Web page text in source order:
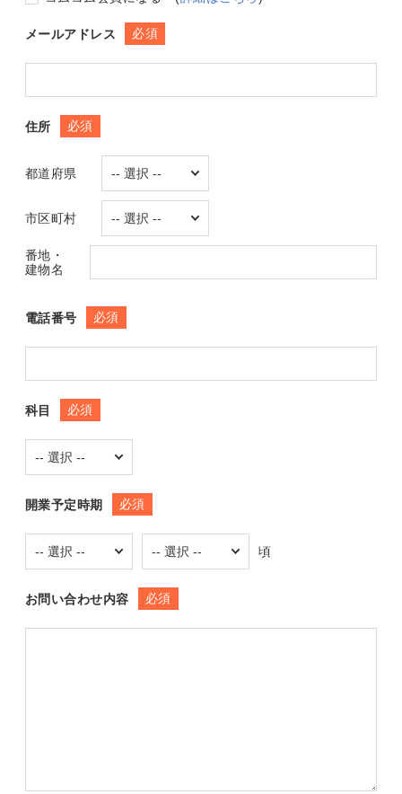
メールアドレス 必須
住所 必須
都道府県
市区町村
番地・
建物名
電話番号 必須
科目 必須
開業予定時期 必須
頃
お問い合わせ内容 必須